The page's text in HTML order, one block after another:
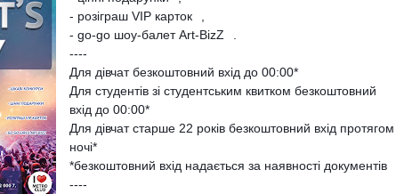
- розіграш VIP карток
- go-go шоу-балет Art-BizZ
----
Для дівчат безкоштовний вхід до 00:00*
Для студентів зі студентським квитком безкоштовний
вхід до 00:00*
Для дівчат старше 22 років безкоштовний вхід протягом
ночі*
*безкоштовний вхід надається за наявності документів
----